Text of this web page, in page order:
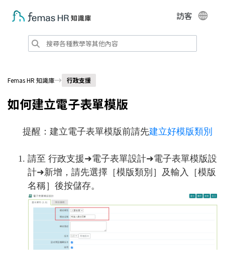
訪客
Femas HR 知識庫 行政支援
如何建立電子表單模版
提醒：建立電子表單模版前請先建立好模版類別
請至 行政支援➜電子表單設計➜電子表單模版設
計➜新增，請先選擇［模版類別］及輸入［模版
名稱］後按儲存。